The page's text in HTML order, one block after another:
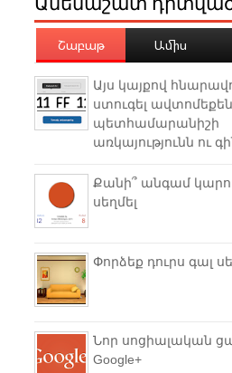
Շաբաթ Ամիս
Այս կայքով
ստուգել
պետհամարանիշի
առկայությունն ու
Քանի՞ անգամ
սեղմել
Փորձեք դուրս գալ
Նոր սոցիալական
Google+